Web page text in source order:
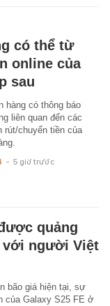
có thể từ
online của
sau
hàng có thông báo
liên quan đến các
rút/chuyển tiền của
- 5 giờ trước
quảng
với người Việt
bão giá hiện tại, sự
của Galaxy S25 FE ở